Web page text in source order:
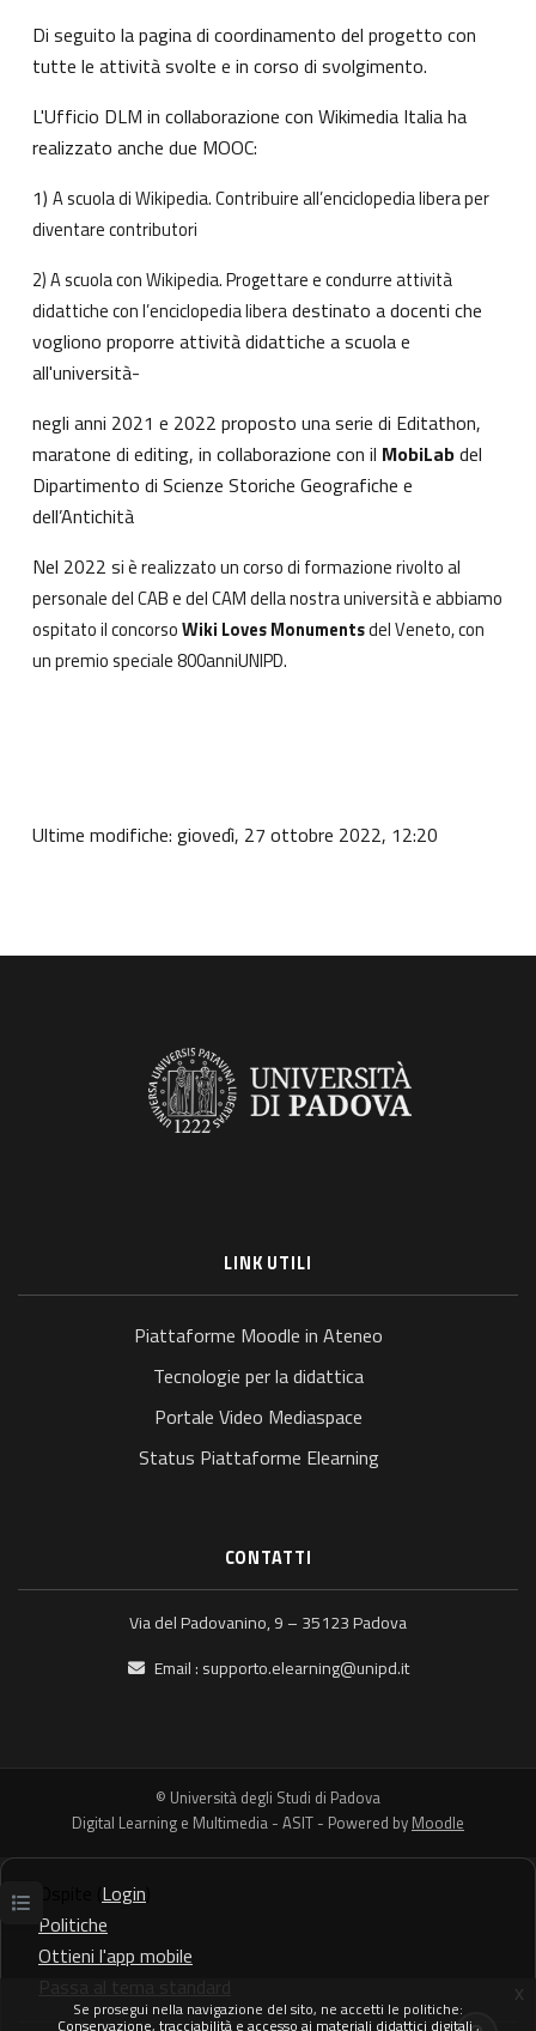
Se prosegui nella navigazione del sito, ne accetti le politiche:
Conservazione, tracciabilità e accesso ai materiali didattici digitali
x
Apri indice del corso
Di seguito lapagina di coordinamento del progetto con
tutte le attività svolte e in corso di svolgimento.
L'Ufficio DLM in collaborazione con Wikimedia Italia ha
realizzato anche due MOOC:
1) A scuola di Wikipedia. Contribuire all’enciclopedia liberaper
diventare contributori
2)A scuola con Wikipedia. Progettare e condurre attività
didattiche con l’enciclopedia liberadestinato a docenti che
vogliono proporre attività didattiche a scuola e
all'università-
negli anni 2021 e 2022 proposto una serie di Editathon,
maratone di editing, in collaborazione con il MobiLabdel
Dipartimento di Scienze Storiche Geografiche e
dell’Antichità
Nel 2022 si è realizzato un corso di formazione rivolto al
personale delCABe delCAMdella nostra università e abbiamo
ospitato il concorsoWiki Loves Monumentsdel Veneto, con
un premio speciale800anniUNIPD.
Ultime modifiche: giovedì, 27 ottobre 2022, 12:20
LINK UTILI
Piattaforme Moodle in Ateneo
Tecnologie per la didattica
Portale Video Mediaspace
Status Piattaforme Elearning
CONTATTI
Via del Padovanino, 9 – 35123 Padova
Email : supporto.elearning@unipd.it
© Università degli Studi di Padova
Digital Learning e Multimedia - ASIT - Powered by Moodle
Login
Politiche
Ottieni l'app mobile
Passa al tema standard